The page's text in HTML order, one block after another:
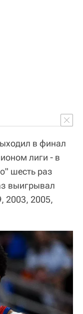
в финал
лиги - в
шесть раз
выигрывал
2003, 2005,